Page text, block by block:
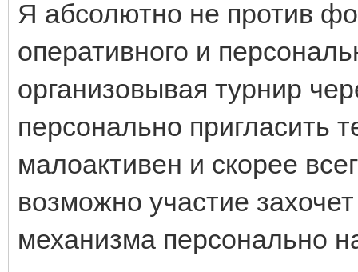
Я абсолютно не против
оперативного и
организовывая турнир
персонально пригласить
малоактивен и скорее
возможно участие
механизма персонально